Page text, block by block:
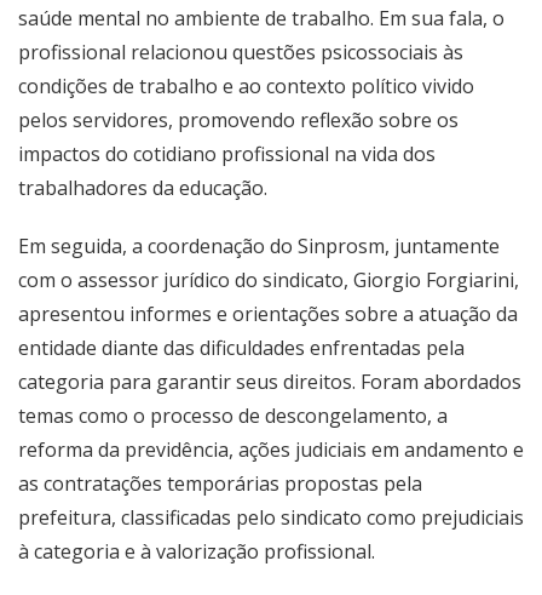
saúde mental no ambiente de trabalho. Em sua fala, o
profissional relacionou questões psicossociais às
condições de trabalho e ao contexto político vivido
pelos servidores, promovendo reflexão sobre os
impactos do cotidiano profissional na vida dos
trabalhadores da educação.
Em seguida, a coordenação do Sinprosm, juntamente
com o assessor jurídico do sindicato, Giorgio Forgiarini,
apresentou informes e orientações sobre a atuação da
entidade diante das dificuldades enfrentadas pela
categoria para garantir seus direitos. Foram abordados
temas como o processo de descongelamento, a
reforma da previdência, ações judiciais em andamento e
as contratações temporárias propostas pela
prefeitura, classificadas pelo sindicato como prejudiciais
à categoria e à valorização profissional.